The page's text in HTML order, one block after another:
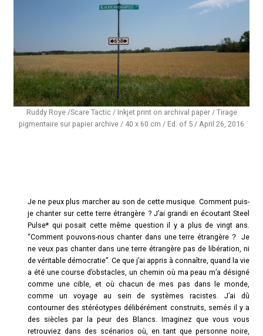
Ruddy Roye /Scare Tactic / Inkjet print on archival paper / Tirage
pigmentaire sur papier archive / 40 x 60 cm / Ed. of 5 / April 26, 2016
Je ne peux plus marcher au son de cette musique. Comment puis-
je chanter sur cette terre étrangère ? J’ai grandi en écoutant Steel
Pulse* qui posait cette même question il y a plus de vingt ans.
“Comment pouvons-nous chanter dans une terre étrangère？ Je
ne veux pas chanter dans une terre étrangère pas de libération, ni
de véritable démocratie”. Ce que j’ai appris à connaître, quand la vie
a été une course d’obstacles, un chemin où ma peau m’a désigné
comme une cible, et où chacun de mes pas dans le monde,
comme un voyage au sein de systèmes racistes. J’ai dû
contourner des stéréotypes délibérément construits, semés il y a
des siècles par la peur des Blancs. Imaginez que vous vous
retrouviez dans des scénarios où, en tant que personne noire,